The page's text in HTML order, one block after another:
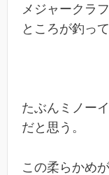
メジャークラ
ところが釣っ
たぶんミノー
だと思う。
この柔らかめ